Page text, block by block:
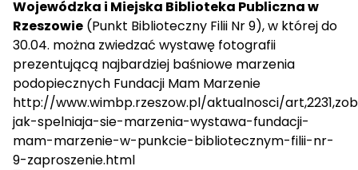
Wojewódzka i Miejska Biblioteka Publiczna w
Rzeszowie (Punkt Biblioteczny Filii Nr 9), w której do
30.04. można zwiedzać wystawę fotografii
prezentującą najbardziej baśniowe marzenia
podopiecznych Fundacji Mam Marzenie
http://www.wimbp.rzeszow.pl/aktualnosci/
jak-spelniaja-sie-marzenia-wystawa-fundacji-
mam-marzenie-w-punkcie-bibliotecznym-filii-nr-
9-zaproszenie.html